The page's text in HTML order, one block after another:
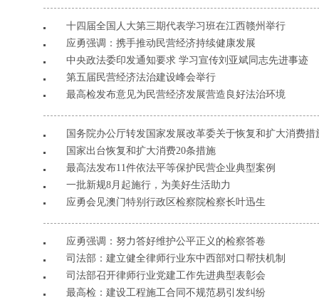
十四届全国人大第三期代表学习班在江西赣州举行
应勇强调：携手推动民营经济持续健康发展
中央政法委印发通知要求 学习宣传刘亚斌同志先进事迹
第五届民营经济法治建设峰会举行
最高检发布意见为民营经济发展营造良好法治环境
国务院办公厅转发国家发展改革委关于恢复和扩大消费措
国家出台恢复和扩大消费20条措施
最高法发布11件依法平等保护民营企业典型案例
一批新规8月起施行，为美好生活助力
应勇会见澳门特别行政区检察院检察长叶迅生
应勇强调：努力答好维护公平正义的检察答卷
司法部：建立健全律师行业东中西部对口帮扶机制
司法部召开律师行业党建工作先进典型表彰会
最高检：建设工程施工合同不规范易引发纠纷